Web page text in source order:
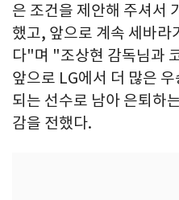
은 조건을 제안해 주셔서
했고, 앞으로 계속 세바라
다"며 "조상현 감독님과
앞으로 LG에서 더 많은
되는 선수로 남아 은퇴하
감을 전했다.